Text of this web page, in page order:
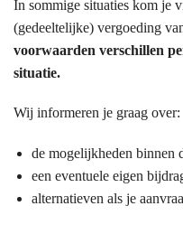
In sommige situaties kom je
(gedeeltelijke) vergoeding
voorwaarden verschillen
situatie.
Wij informeren je graag over:
de mogelijkheden binnen
een eventuele eigen
alternatieven als je